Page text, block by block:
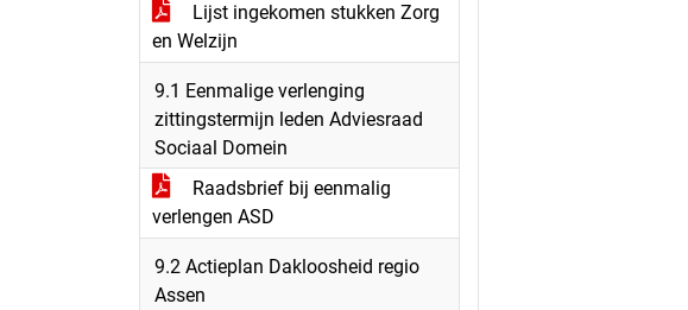
Lijst ingekomen stukken Zorg
en Welzijn
9.1 Eenmalige verlenging
zittingstermijn leden Adviesraad
Sociaal Domein
Raadsbrief bij eenmalig
verlengen ASD
9.2 Actieplan Dakloosheid regio
Assen